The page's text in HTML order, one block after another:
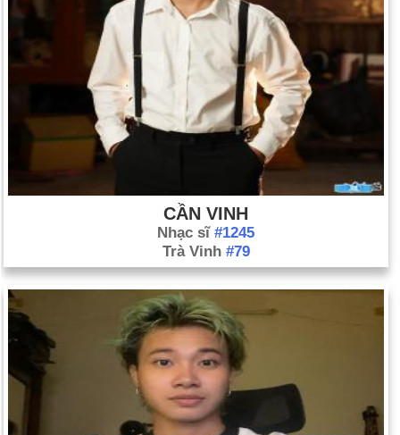
CẦN VINH
Nhạc sĩ #1245
Trà Vinh #79